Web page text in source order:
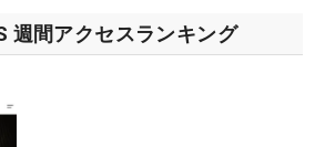
週間アクセスランキング